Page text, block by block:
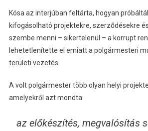
Kósa az interjúban feltárta, hogyan
kifogásolható projektekre, szerződésekre
szembe menni – sikertelenül – a korrupt
lehetetlenítette el emiatt a polgármesteri
területi vezetés.
A volt polgármester több olyan helyi
amelyekről azt mondta:
az előkészítés, megvalósítás